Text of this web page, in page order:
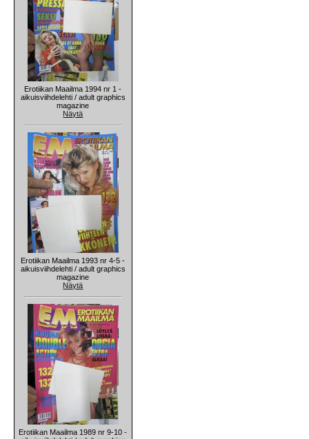
Erotiikan Maailma 1994 nr 1 -
aikuisviihdelehti / adult graphics
magazine
Näytä
Erotiikan Maailma 1993 nr 4-5 -
aikuisviihdelehti / adult graphics
magazine
Näytä
Erotiikan Maailma 1989 nr 9-10 -